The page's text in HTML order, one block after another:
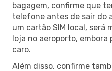
bagagem, confirme que
telefone antes de sair do
um cartão SIM local, será
loja no aeroporto, embora
caro.
Além disso, confirme